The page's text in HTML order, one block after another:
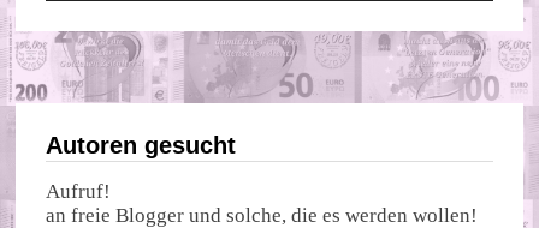
Autoren gesucht
Aufruf!
an freie Blogger und solche, die es werden wollen!